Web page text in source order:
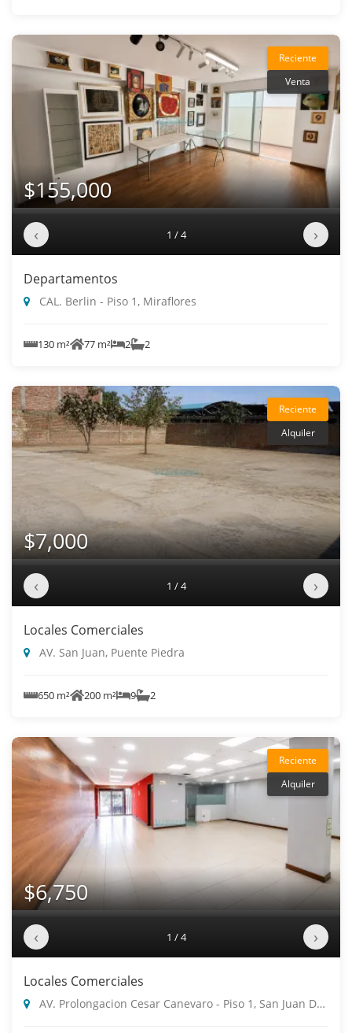
Reciente
Venta
$155,000
‹ 1 / 4 ›
Departamentos
CAL. Berlin - Piso 1, Miraflores
130 m² 77 m² 2 2
Reciente
Alquiler
$7,000
‹ 1 / 4 ›
Locales Comerciales
AV. San Juan, Puente Piedra
650 m² 200 m² 9 2
Reciente
Alquiler
$6,750
‹ 1 / 4 ›
Locales Comerciales
AV. Prolongacion Cesar Canevaro - Piso 1, San Juan De Miraflores